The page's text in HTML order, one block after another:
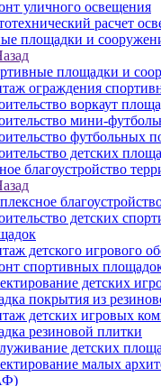
уличного освещения
расчет
площадки и
площадки и
ограждения
воркаут
мини-
футбольных
детских
благоустройство
детских
детского игрового
спортивных
детских
покрытия из
детских игровых
резиновой плитки
детских
малых